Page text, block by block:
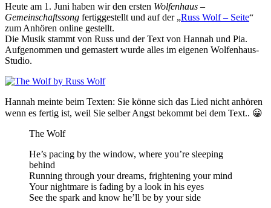
Heute am 1. Juni haben wir den ersten Wolfenhaus –
Gemeinschaftssong fertiggestellt und auf der „Russ Wolf – Seite“
zum Anhören online gestellt.
Die Musik stammt von Russ und der Text von Hannah und Pia.
Aufgenommen und gemastert wurde alles im eigenen Wolfenhaus-
Studio.
Hannah meinte beim Texten: Sie könne sich das Lied nicht anhören
wenn es fertig ist, weil Sie selber Angst bekommt bei dem Text.. 😀
The Wolf
He’s pacing by the window, where you’re sleeping
behind
Running through your dreams, frightening your mind
Your nightmare is fading by a look in his eyes
See the spark and know he’ll be by your side